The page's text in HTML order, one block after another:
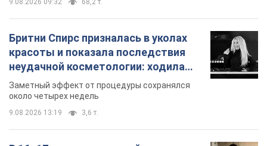
ее коллеги
9.08.2026 16:25 7,6 т.